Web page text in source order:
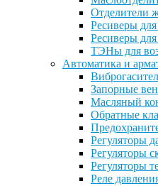
Отделители
Ресиверы для
Ресиверы для
ТЭНы для
Автоматика и
Запорные
Масляный
Обратные
Регуляторы
Регуляторы
Регуляторы
Реле